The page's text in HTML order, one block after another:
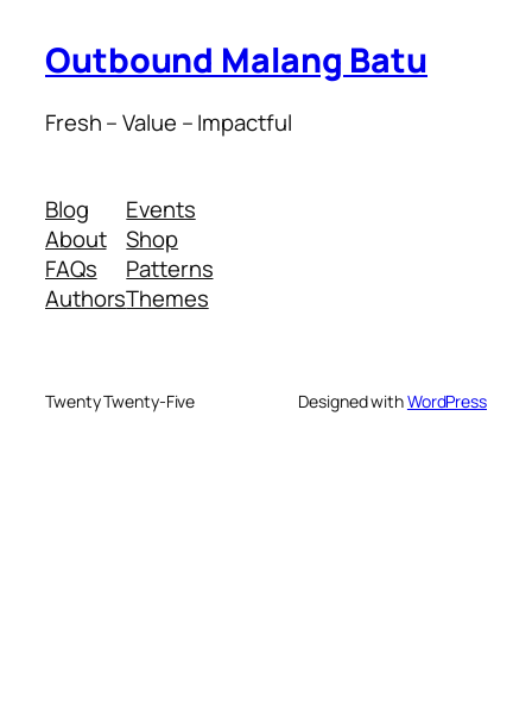
Outbound Malang Batu
Fresh – Value – Impactful
Blog
About
FAQs
Authors
Events
Shop
Patterns
Themes
Twenty Twenty-Five Designed withWordPress